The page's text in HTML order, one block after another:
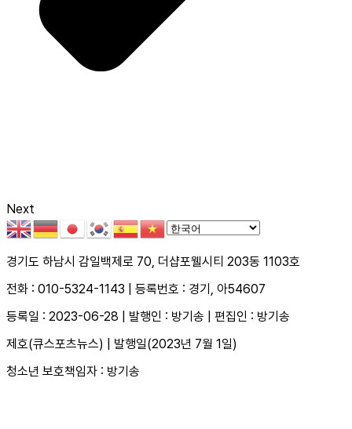
Next
경기도 하남시 감일백제로 70, 더샵포웰시티 203동 1103호
전화 : 010-5324-1143 | 등록번호 : 경기, 아54607
등록일 : 2023-06-28 | 발행인 : 방기송 | 편집인 : 방기송
제호(큐스포츠뉴스) | 발행일(2023년 7월 1일)
청소년 보호책임자 : 방기송